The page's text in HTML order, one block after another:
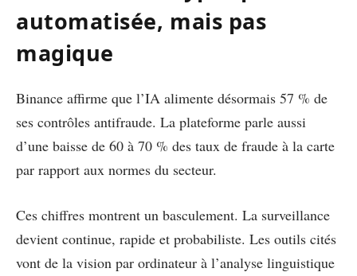
automatisée, mais pas
magique
Binance affirme que l’IA alimente désormais 57 % de
ses contrôles antifraude. La plateforme parle aussi
d’une baisse de 60 à 70 % des taux de fraude à la carte
par rapport aux normes du secteur.
Ces chiffres montrent un basculement. La surveillance
devient continue, rapide et probabiliste. Les outils cités
vont de la vision par ordinateur à l’analyse linguistique